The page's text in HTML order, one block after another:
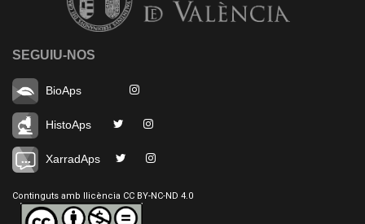
SEGUIU-NOS
BioAps
HistoAps
XarradAps
Continguts amb llicència CC BY-NC-ND 4.0